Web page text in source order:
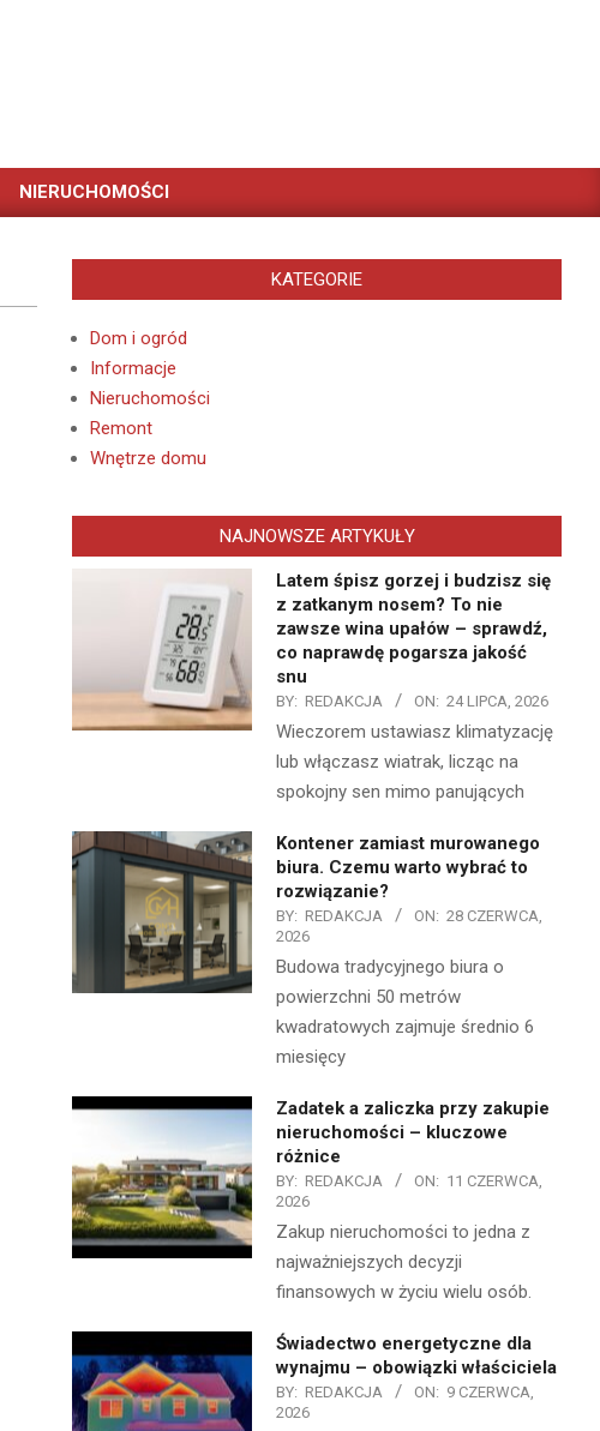
NIERUCHOMOŚCI
KATEGORIE
Dom i ogród
Informacje
Nieruchomości
Remont
Wnętrze domu
NAJNOWSZE ARTYKUŁY
Latem śpisz gorzej i budzisz się
z zatkanym nosem? To nie
zawsze wina upałów – sprawdź,
co naprawdę pogarsza jakość
snu
BY: REDAKCJA ON: 24 LIPCA, 2026
Wieczorem ustawiasz klimatyzację
lub włączasz wiatrak, licząc na
spokojny sen mimo panujących
Kontener zamiast murowanego
biura. Czemu warto wybrać to
rozwiązanie?
BY: REDAKCJA ON: 28 CZERWCA,
2026
Budowa tradycyjnego biura o
powierzchni 50 metrów
kwadratowych zajmuje średnio 6
miesięcy
Zadatek a zaliczka przy zakupie
nieruchomości – kluczowe
różnice
BY: REDAKCJA ON: 11 CZERWCA,
2026
Zakup nieruchomości to jedna z
najważniejszych decyzji
finansowych w życiu wielu osób.
Świadectwo energetyczne dla
wynajmu – obowiązki właściciela
BY: REDAKCJA ON: 9 CZERWCA,
2026